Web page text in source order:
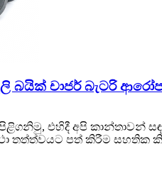
බයික් චාජර් බැටරි
එහිදී අපි කාන්තාවන්
තත්ත්වයට පත් කිරීම සහතික